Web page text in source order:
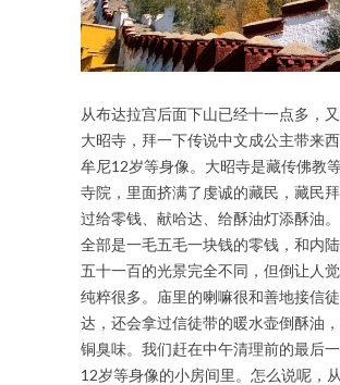
从布达拉宫后面下山已经十一点多，
大昭寺，拜一下传说中文成公主带来
牟尼12岁等身像。大昭寺是藏传佛教
寺院，里面挤满了虔诚的藏民，藏民
过给零钱、献哈达、给酥油灯添酥油
全部是一毛五毛一块钱的零钱，和内
五十一百的光景完全不同，但倒让人
纯粹很多。庙里的喇嘛很和善地接信
达，还会拿过信徒带的暖水壶倒酥油
铜臭味。我们赶在中午清理前的最后
12岁等身像的小房间里。怎么说呢，